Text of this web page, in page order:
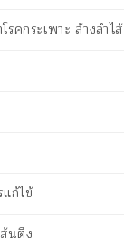
คกระเพาะ ล้างลำไส้
ก้ไข้
นตึง